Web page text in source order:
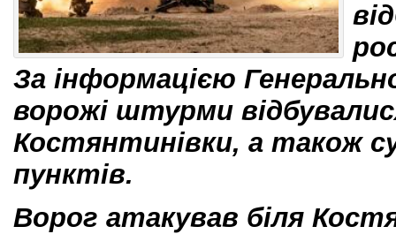
За інформацією
ворожі штурми
Костянтинівки, а також
пунктів.
Ворог атакував біля